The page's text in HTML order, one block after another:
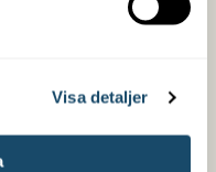
Visa detaljer
just ditt hem.